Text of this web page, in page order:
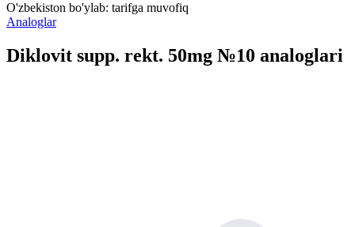
O'zbekiston bo'ylab: tarifga muvofiq
Analoglar
Diklovit supp. rekt. 50mg №10 analoglari